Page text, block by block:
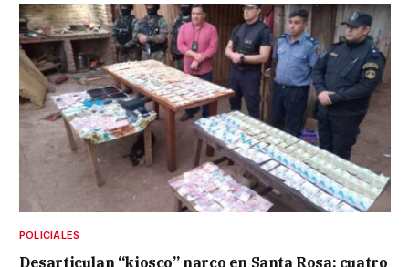
POLICIALES
Desarticulan “kiosco” narco en Santa Rosa: cuatro